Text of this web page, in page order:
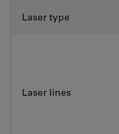
Laser type
Laser lines